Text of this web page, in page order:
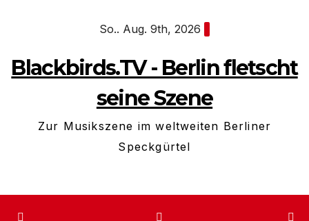
So.. Aug. 9th, 2026
Blackbirds.TV - Berlin fletscht
seine Szene
Zur Musikszene im weltweiten Berliner
Speckgürtel